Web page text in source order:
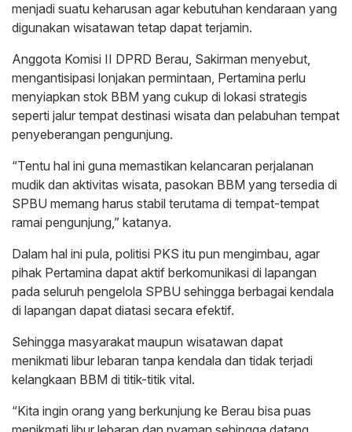
menjadi suatu keharusan agar kebutuhan kendaraan yang
digunakan wisatawan tetap dapat terjamin.
Anggota Komisi II DPRD Berau, Sakirman menyebut,
mengantisipasi lonjakan permintaan, Pertamina perlu
menyiapkan stok BBM yang cukup di lokasi strategis
seperti jalur tempat destinasi wisata dan pelabuhan tempat
penyeberangan pengunjung.
“Tentu hal ini guna memastikan kelancaran perjalanan
mudik dan aktivitas wisata, pasokan BBM yang tersedia di
SPBU memang harus stabil terutama di tempat-tempat
ramai pengunjung,” katanya.
Dalam hal ini pula, politisi PKS itu pun mengimbau, agar
pihak Pertamina dapat aktif berkomunikasi di lapangan
pada seluruh pengelola SPBU sehingga berbagai kendala
di lapangan dapat diatasi secara efektif.
Sehingga masyarakat maupun wisatawan dapat
menikmati libur lebaran tanpa kendala dan tidak terjadi
kelangkaan BBM di titik-titik vital.
“Kita ingin orang yang berkunjung ke Berau bisa puas